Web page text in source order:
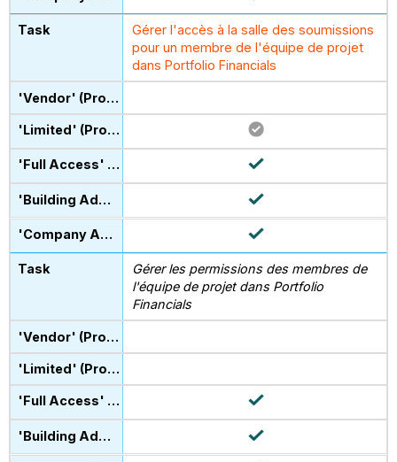
Gérer l'accès à la salle des soumissions
pour un membre de l'équipe de projet
dans Portfolio Financials
Gérer les permissions des membres de
l'équipe de projet dans Portfolio
Financials